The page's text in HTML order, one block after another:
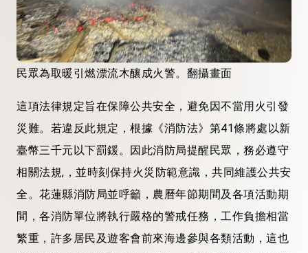
民眾為取暖引燃漂流木釀成火警。翻攝畫面
這項法律規定旨在保障公共安全，避免因不當用火引發
災難。若違反此規定，根據《消防法》第41條將處以新
臺幣三千元以下罰鍰。因此消防局提醒民眾，務必遵守
相關法規,，並時刻保持火災防範意識，共同維護公共安
全。花蓮縣消防局並呼籲，農曆年節期間及各項活動期
間，各消防單位將執行嚴格的警戒任務，工作負擔相當
繁重，許多居民及遊客會前來海邊參與各類活動，這也